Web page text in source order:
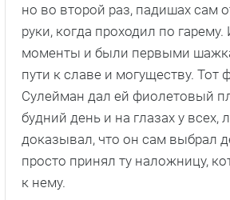
но во второй раз, падишах сам
руки, когда проходил по
моменты и были первыми
пути к славе и могуществу. Тот
Сулейман дал ей фиолетовый
будний день и на глазах у всех,
доказывал, что он сам выбрал
просто принял ту наложницу,
к нему.